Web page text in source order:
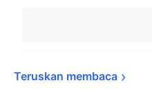
Teruskan membaca